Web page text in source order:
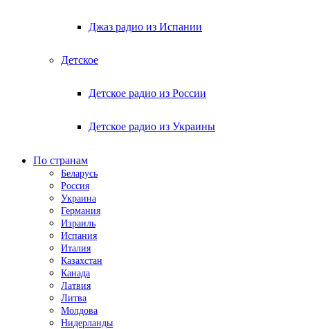
Джаз радио из Испании
Детское
Детское радио из России
Детское радио из Украины
По странам
Беларусь
Россия
Украина
Германия
Израиль
Испания
Италия
Казахстан
Канада
Латвия
Литва
Молдова
Нидерланды